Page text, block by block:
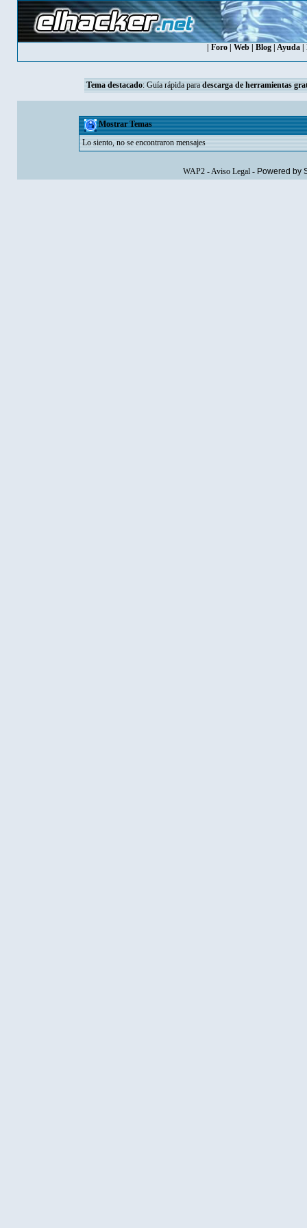
Foro| Web| Blog| Ayuda|
Tema destacado: Guía rápida para descarga de herramientas
Mostrar Temas
Lo siento, no se encontraron mensajes
WAP2-Aviso Legal- Powered by